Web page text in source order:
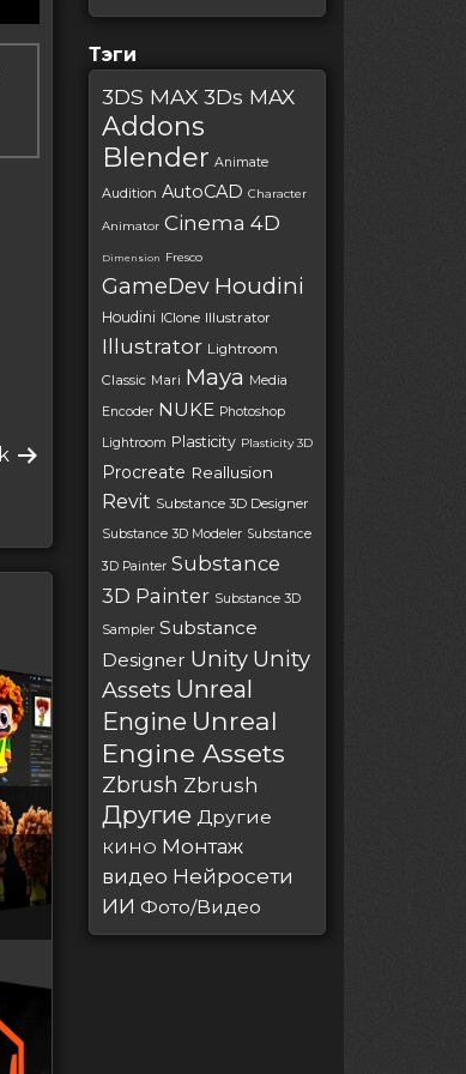
Тэги
3DS MAX 3Ds MAX
Addons
Blender Animate
Audition AutoCAD Character
Animator Cinema 4D
Dimension Fresco
GameDev Houdini
Houdini IClone Illustrator
Illustrator Lightroom
Classic Mari Maya
Media
Encoder NUKE Photoshop
Lightroom Plasticity Plasticity 3D
Procreate Reallusion
Revit Substance 3D Designer
Substance 3D Modeler Substance
3D Painter Substance
3D Painter Substance 3D
Sampler Substance
Designer Unity Unity
Assets Unreal
Engine Unreal
Engine Assets
Zbrush Zbrush
Другие Другие
КИНО Монтаж
видео Нейросети
ИИ Фото/Видео